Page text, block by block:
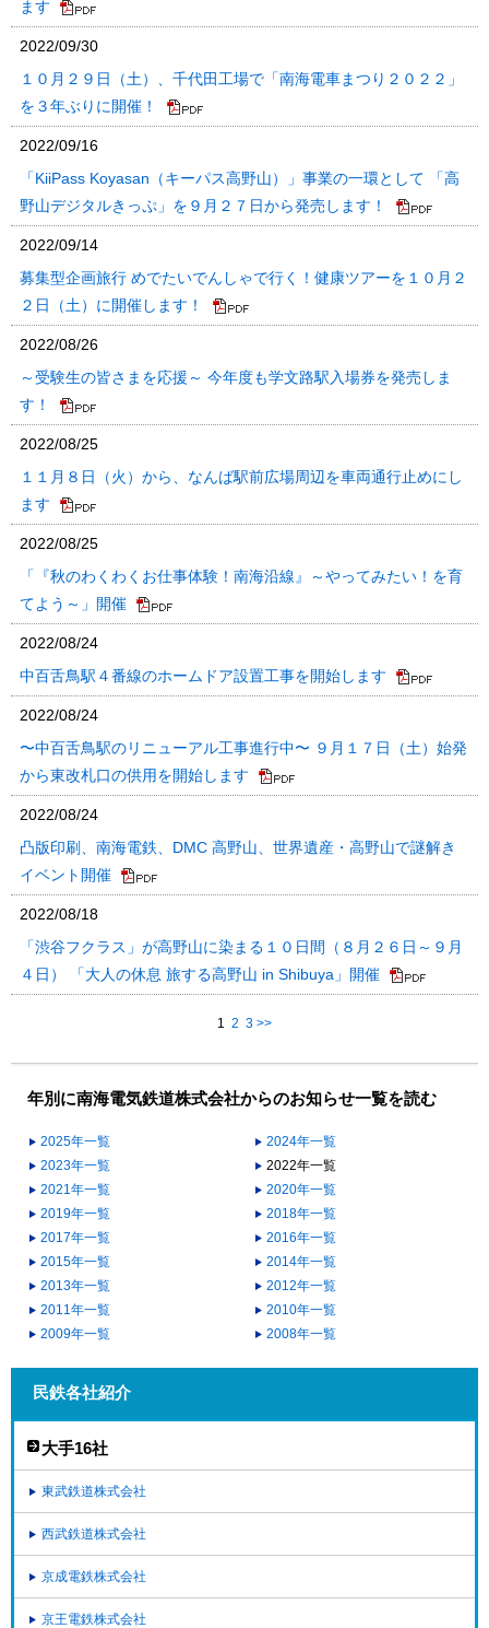
ます
2022/09/30
１０月２９日（土）、千代田工場で「南海電車まつり２０２２」
を３年ぶりに開催！
2022/09/16
「KiiPass Koyasan（キーパス高野山）」事業の一環として 「高
野山デジタルきっぷ」を９月２７日から発売します！
2022/09/14
募集型企画旅行 めでたいでんしゃで行く！健康ツアーを１０月２
２日（土）に開催します！
2022/08/26
～受験生の皆さまを応援～ 今年度も学文路駅入場券を発売しま
す！
2022/08/25
１１月８日（火）から、なんば駅前広場周辺を車両通行止めにし
ます
2022/08/25
「『秋のわくわくお仕事体験！南海沿線』～やってみたい！を育
てよう～」開催
2022/08/24
中百舌鳥駅４番線のホームドア設置工事を開始します
2022/08/24
〜中百舌鳥駅のリニューアル工事進行中〜 ９月１７日（土）始発
から東改札口の供用を開始します
2022/08/24
凸版印刷、南海電鉄、DMC 高野山、世界遺産・高野山で謎解き
イベント開催
2022/08/18
「渋谷フクラス」が高野山に染まる１０日間（８月２６日～９月
４日） 「大人の休息 旅する高野山 in Shibuya」開催
1 2 3 >>
年別に南海電気鉄道株式会社からのお知らせ一覧を読む
2025年一覧
2024年一覧
2023年一覧
2022年一覧
2021年一覧
2020年一覧
2019年一覧
2018年一覧
2017年一覧
2016年一覧
2015年一覧
2014年一覧
2013年一覧
2012年一覧
2011年一覧
2010年一覧
2009年一覧
2008年一覧
民鉄各社紹介
大手16社
東武鉄道株式会社
西武鉄道株式会社
京成電鉄株式会社
京王電鉄株式会社